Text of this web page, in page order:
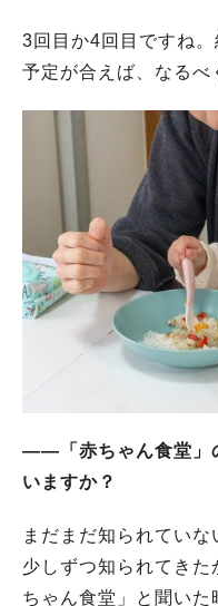
3回目か4回目ですね。
予定が合えば、なるべ
――「赤ちゃん食堂」
いますか？
まだまだ知られてい
少しずつ知られてき
ちゃん食堂」と聞い